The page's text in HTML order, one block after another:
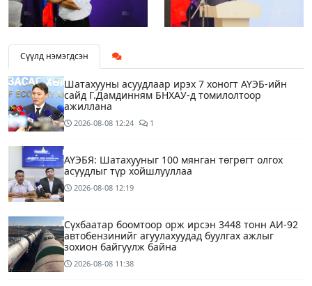
Сүүлд нэмэгдсэн
Шатахууны асуудлаар ирэх 7 хоногт АҮЭБ-ийн
сайд Г.Дамдинням БНХАУ-д томилолтоор
ажиллана
2026-08-08 12:24 1
АҮЭБЯ: Шатахууныг 100 мянган төгрөгт олгох
асуудлыг түр хойшлууллаа
2026-08-08 12:19
Сүхбаатар боомтоор орж ирсэн 3448 тонн АИ-92
автобензинийг агуулахуудад буулгах ажлыг
зохион байгуулж байна
2026-08-08 11:38